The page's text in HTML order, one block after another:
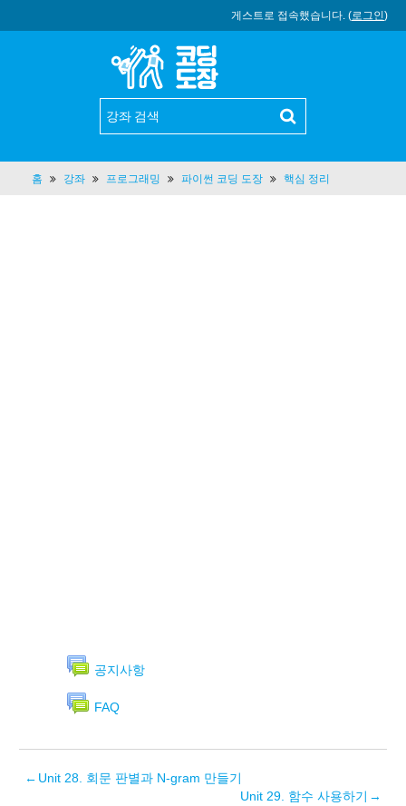
게스트로 접속했습니다. (로그인)
홈 강좌 프로그래밍 파이썬 코딩 도장 핵심 정리
공지사항
FAQ
← Unit 28. 회문 판별과 N-gram 만들기
Unit 29. 함수 사용하기 →